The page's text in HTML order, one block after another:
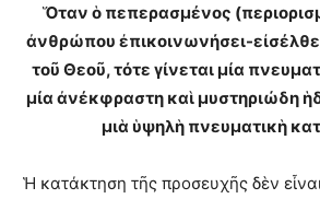
Ὅταν ὁ πεπερασμένος
ἀνθρώπου ἐπικοινωνήσει-
τοῦ Θεοῦ, τότε γίνεται μία
μία ἀνέκφραστη καὶ μυστηριώδη
μιὰ ὑψηλὴ πνευματικὴ
Ἡ κατάκτηση τῆς προσευχῆς δὲν